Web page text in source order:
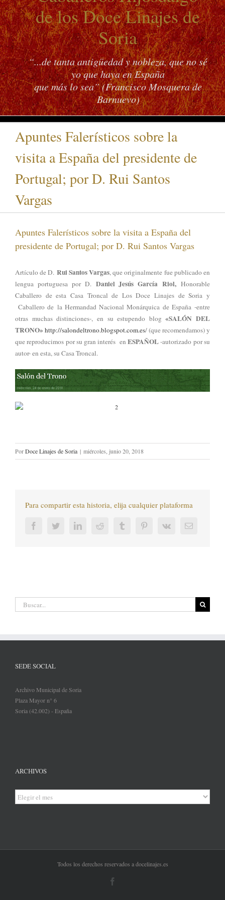
de los Doce Linajes de
Soria
“...de tanta antigüedad y nobleza, que no sé
yo que haya en España
que más lo sea” (Francisco Mosquera de
Barnuevo)
Apuntes Falerísticos sobre la
visita a España del presidente de
Portugal; por D. Rui Santos
Vargas
Apuntes Falerísticos sobre la visita a España del
presidente de Portugal; por D. Rui Santos Vargas
Artículo de D. Rui Santos Vargas, que originalmente fue publicado en
lengua portuguesa por D. Daniel Jesús García Riol, Honorable
Caballero de esta Casa Troncal de Los Doce Linajes de Soria y
Caballero de la Hermandad Nacional Monárquica de España -entre
otras muchas distinciones-, en su estupendo blog«SALÓN DEL
TRONO» http://salondeltrono.blogspot.com.es/ (que recomendamos) y
que reproducimos por su gran interés enESPAÑOL-autorizado por su
autor- en esta, su Casa Troncal.
PorDoce Linajes de Soria | miércoles, junio 20, 2018
Para compartir esta historia, elija cualquier plataforma
FacebookTwitterLinkedInReddit Tumblr PinterestVk
Correo
Buscar:
SEDE SOCIAL
Archivo Municipal de Soria
Plaza Mayor n° 6
Soria (42.002) - España
ARCHIVOS
Archivos
Todos los derechos reservados a docelinajes.es